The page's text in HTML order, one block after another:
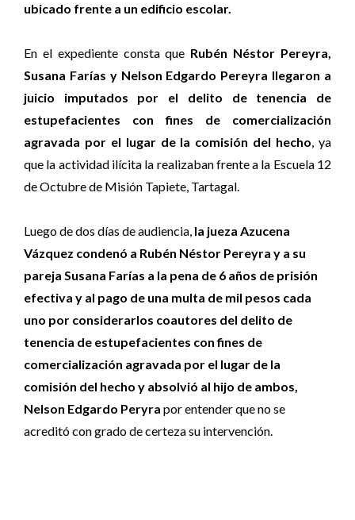
ubicado frente a un edificio escolar.
En el expediente consta que Rubén Néstor Pereyra,
Susana Farías y Nelson Edgardo Pereyra llegaron a
juicio imputados por el delito de tenencia de
estupefacientes con fines de comercialización
agravada por el lugar de la comisión del hecho, ya
que la actividad ilícita la realizaban frente a la Escuela 12
de Octubre de Misión Tapiete, Tartagal.
Luego de dos días de audiencia, la jueza Azucena
Vázquez condenó a Rubén Néstor Pereyra y a su
pareja Susana Farías a la pena de 6 años de prisión
efectiva y al pago de una multa de mil pesos cada
uno por considerarlos coautores del delito de
tenencia de estupefacientes con fines de
comercialización agravada por el lugar de la
comisión del hecho y absolvió al hijo de ambos,
Nelson Edgardo Peryra por entender que no se
acreditó con grado de certeza su intervención.